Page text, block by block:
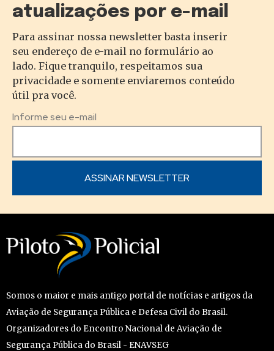
atualizações por e-mail
Para assinar nossa newsletter basta inserir
seu endereço de e-mail no formulário ao
lado. Fique tranquilo, respeitamos sua
privacidade e somente enviaremos conteúdo
útil pra você.
Informe seu e-mail
Somos o maior e mais antigo portal de notícias e artigos da
Aviação de Segurança Pública e Defesa Civil do Brasil.
Organizadores do Encontro Nacional de Aviação de
Segurança Pública do Brasil - ENAVSEG